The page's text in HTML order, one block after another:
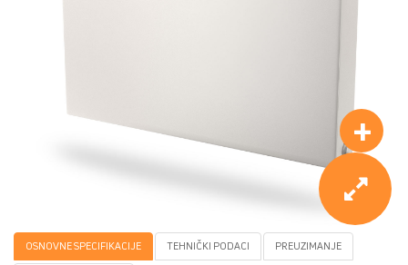
+
OSNOVNE SPECIFIKACIJE TEHNIČKI PODACI PREUZIMANJE